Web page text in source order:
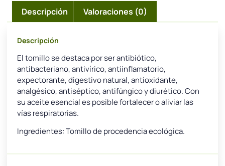
Descripción Valoraciones (0)
Descripción
El tomillo se destaca por ser antibiótico,
antibacteriano, antivírico, antiinflamatorio,
expectorante, digestivo natural, antioxidante,
analgésico, antiséptico, antifúngico y diurético. Con
su aceite esencial es posible fortalecer o aliviar las
vías respiratorias.
Ingredientes: Tomillo de procedencia ecológica.